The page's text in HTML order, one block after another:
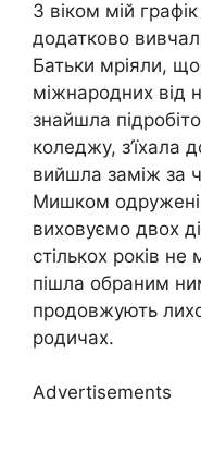
З віком мій
додатково
Батьки мріяли,
міжнародних від
знайшла
коледжу, з’їхала
вийшла заміж за
Мишком одружені
виховуємо двох
стількох років
пішла обраним
продовжують
родичах.
Advertisements